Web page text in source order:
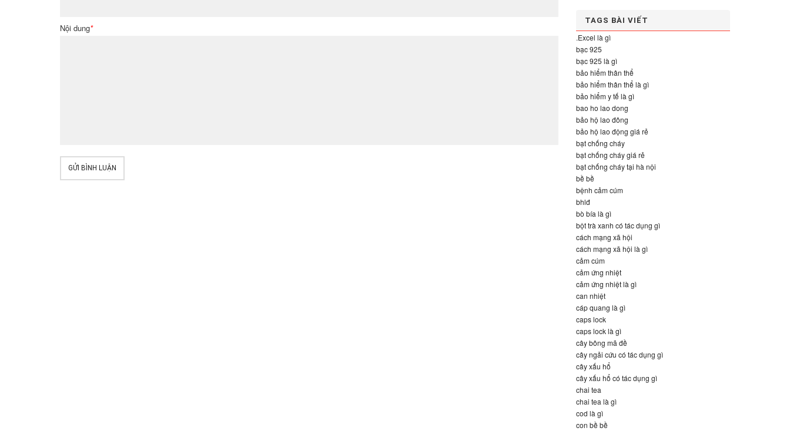
Nội dung*
GỬI BÌNH LUẬN
TAGS BÀI VIẾT
.Excel là gì
bạc 925
bạc 925 là gì
bảo hiểm thân thể
bảo hiểm thân thể là gì
bảo hiểm y tế là gì
bao ho lao dong
bảo hộ lao đông
bảo hộ lao động giá rẻ
bạt chống cháy
bạt chống cháy giá rẻ
bạt chống cháy tại hà nội
bề bề
bệnh cảm cúm
bhlđ
bò bía là gì
bột trà xanh có tác dụng gì
cách mạng xã hội
cách mạng xã hội là gì
cảm cúm
cảm ứng nhiệt
cảm ứng nhiệt là gì
can nhiệt
cáp quang là gì
caps lock
caps lock là gì
cây bông mã đề
cây ngải cứu có tác dụng gì
cây xấu hổ
cây xấu hổ có tác dụng gì
chai tea
chai tea là gì
cod là gì
con bề bề